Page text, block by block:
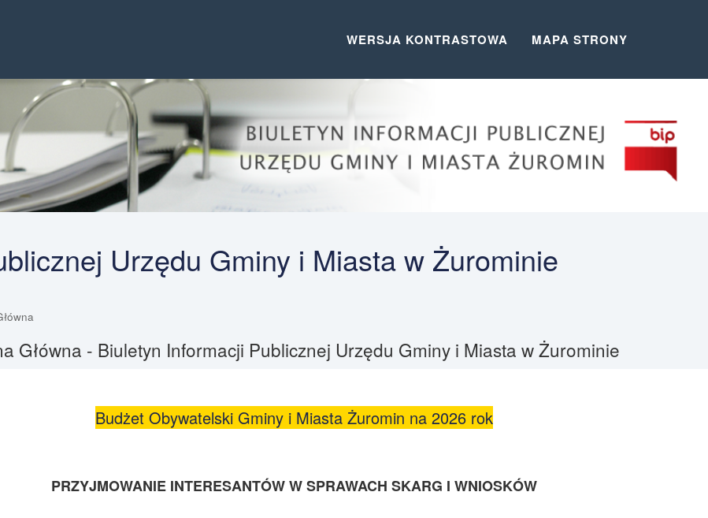
WERSJA KONTRASTOWA MAPA STRONY
Urzędu Gminy i Miasta w Żurominie
Główna - Biuletyn Informacji Publicznej Urzędu Gminy i Miasta w Żurominie
Budżet Obywatelski Gminy i Miasta Żuromin na 2026 rok
PRZYJMOWANIE INTERESANTÓW W SPRAWACH SKARG I WNIOSKÓW